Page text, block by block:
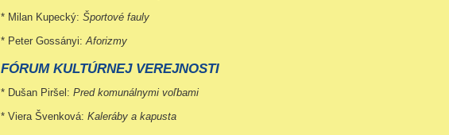
* Milan Kupecký: Športové fauly
* Peter Gossányi:Aforizmy
FÓRUM KULTÚRNEJ VEREJNOSTI
* Dušan Piršel: Pred komunálnymi voľbami
* Viera Švenková: Kaleráby a kapusta